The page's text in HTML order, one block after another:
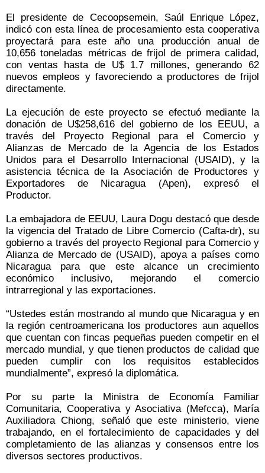
El presidente de Cecoopsemein, Saúl Enrique López,
indicó con esta línea de procesamiento esta cooperativa
proyectará para este año una producción anual de
10,656 toneladas métricas de frijol de primera calidad,
con ventas hasta de U$ 1.7 millones, generando 62
nuevos empleos y favoreciendo a productores de frijol
directamente.
La ejecución de este proyecto se efectuó mediante la
donación de U$258,616 del gobierno de los EEUU, a
través del Proyecto Regional para el Comercio y
Alianzas de Mercado de la Agencia de los Estados
Unidos para el Desarrollo Internacional (USAID), y la
asistencia técnica de la Asociación de Productores y
Exportadores de Nicaragua (Apen), expresó el
Productor.
La embajadora de EEUU, Laura Dogu destacó que desde
la vigencia del Tratado de Libre Comercio (Cafta-dr), su
gobierno a través del proyecto Regional para Comercio y
Alianza de Mercado de (USAID), apoya a países como
Nicaragua para que este alcance un crecimiento
económico inclusivo, mejorando el comercio
intrarregional y las exportaciones.
“Ustedes están mostrando al mundo que Nicaragua y en
la región centroamericana los productores aun aquellos
que cuentan con fincas pequeñas pueden competir en el
mercado mundial, y que tienen productos de calidad que
pueden cumplir con los requisitos establecidos
mundialmente”, expresó la diplomática.
Por su parte la Ministra de Economía Familiar
Comunitaria, Cooperativa y Asociativa (Mefcca), María
Auxiliadora Chiong, señaló que este ministerio, viene
trabajando, en el fortalecimiento de capacidades y del
completamiento de las alianzas y consensos entre los
diversos sectores productivos.